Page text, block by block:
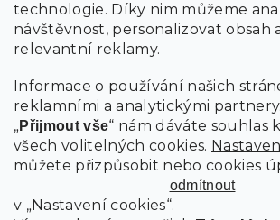
technologie. Díky nim můžeme
návštěvnost, personalizovat obsah
relevantní reklamy.
Informace o používání našich
reklamními a analytickými
„Přijmout vše“ nám dáváte souhlas
všech volitelných cookies.
můžete přizpůsobit nebo cookies
odmítnout
v „Nastavení cookies“.